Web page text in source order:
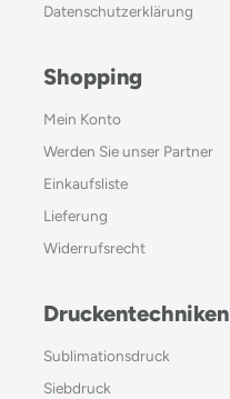
Datenschutzerklärung
Shopping
Mein Konto
Werden Sie unser Partner
Einkaufsliste
Lieferung
Widerrufsrecht
Druckentechniken
Sublimationsdruck
Siebdruck